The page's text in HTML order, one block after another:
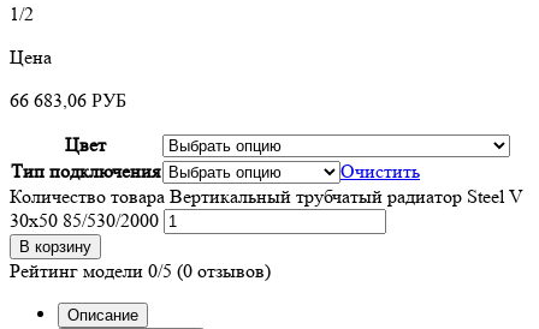
1/2
Цена
66 683,06 РУБ
Цвет
Тип подключения
Очистить
Количество товара Вертикальный трубчатый радиатор Steel V
30х50 85/530/2000
В корзину
Рейтинг модели 0/5 (0 отзывов)
Описание